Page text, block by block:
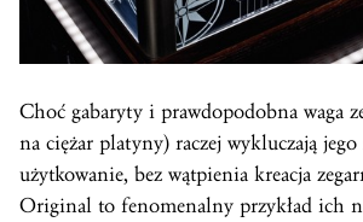
Choć gabaryty i prawdopodobna waga
na ciężar platyny) raczej wykluczają jego
użytkowanie, bez wątpienia kreacja
Original to fenomenalny przykład ich